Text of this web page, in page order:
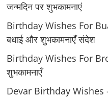
जन्मदिन पर शुभकामनाएं
Birthday Wishes For
बधाई और शुभकामनाएँ संदेश
Birthday Wishes For
शुभकामनाएँ
Devar Birthday Wishes –